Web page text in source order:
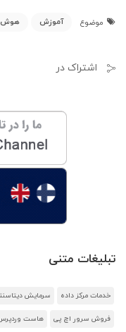
موضوع آموزش هوش
اشتراک در
تبلیغات متنی
خدمات مرکز داده سرمایش
فروش سرور اچ پی هاست